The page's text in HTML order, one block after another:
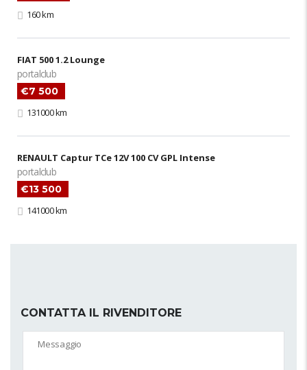
160 km
FIAT 500 1.2 Lounge
portalclub
€7 500
131000 km
RENAULT Captur TCe 12V 100 CV GPL Intense
portalclub
€13 500
141000 km
CONTATTA IL RIVENDITORE